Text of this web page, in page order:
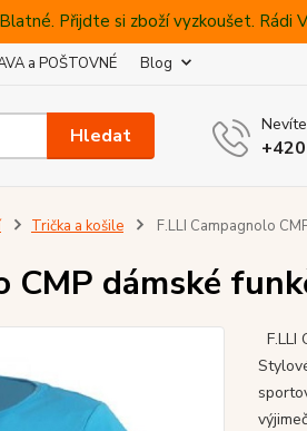
Přijdte si zboží vyzkoušet. Rádi
a POŠTOVNÉ Blog
Hledat
Trička a košile F.LLI Campagnolo
CMP dámské
F.LLI